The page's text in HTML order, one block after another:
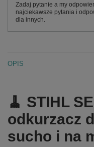
Zadaj pytanie a my
najciekawsze pytania i
dla innych.
OPIS
🧹 STIHL
odkurzacz
sucho i na